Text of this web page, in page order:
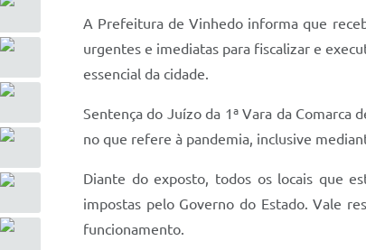
A Prefeitura de Vinhedo informa que
urgentes e imediatas para fiscalizar e
essencial da cidade.
Sentença do Juízo da 1ª Vara da Comarca
no que refere à pandemia, inclusive
Diante do exposto, todos os locais que
impostas pelo Governo do Estado. Vale
funcionamento.